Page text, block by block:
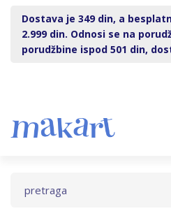
Dostava je 349 din, a
2.999 din. Odnosi se na
porudžbine ispod 501 din,